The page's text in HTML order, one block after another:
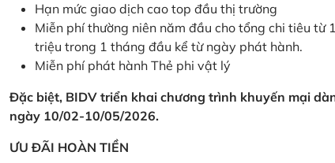
Hạn mức giao dịch cao top đầu thị trường
Miễn phí thường niên năm đầu cho tổng chi tiêu
triệu trong 1 tháng đầu kể từ ngày phát hành.
Miễn phí phát hành Thẻ phi vật lý
Đặc biệt, BIDV triển khai chương trình khuyến mại
ngày 10/02-10/05/2026.
ƯU ĐÃI HOÀN TIỀN